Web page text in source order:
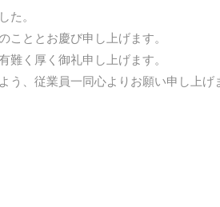
た。
こととお慶び申し上げます。
難く厚く御礼申し上げます。
、従業員一同心よりお願い申し上げ